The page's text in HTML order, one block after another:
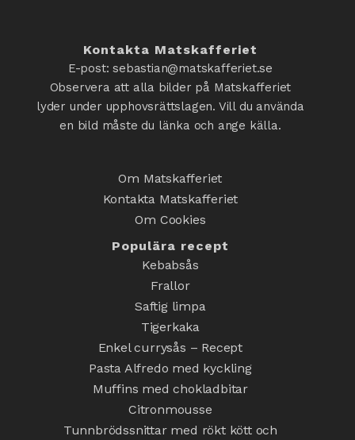
Kontakta Matskafferiet
E-post: sebastian@matskafferiet.se
Observera att alla bilder på Matskafferiet
lyder under upphovsrättslagen. Vill du använda
en bild måste du länka och ange källa.
Om Matskafferiet
Kontakta Matskafferiet
Om Cookies
Populära recept
Kebabsås
Frallor
Saftig limpa
Tigerkaka
Enkel currysås – Recept
Pasta Alfredo med kyckling
Muffins med chokladbitar
Citronmousse
Tunnbrödssnittar med rökt kött och